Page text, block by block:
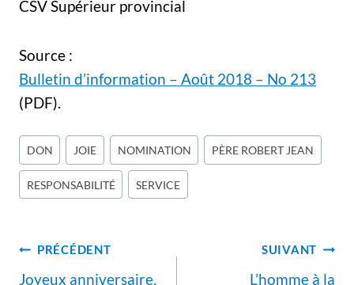
CSV Supérieur provincial
Source :
Bulletin d’information – Août 2018 – No 213
(PDF).
Étiquettes
de
la
DON JOIE NOMINATION PÈRE ROBERT JEAN
RESPONSABILITÉ SERVICE
Navigation
PRÉCÉDENT
Joyeux anniversaire,
SUIVANT
L’homme à la